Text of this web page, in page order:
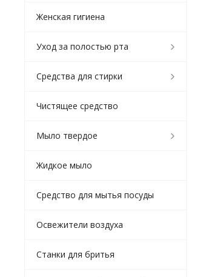
Женская гигиена
Уход за полостью рта
Средства для стирки
Чистящее средство
Мыло твердое
Жидкое мыло
Средство для мытья посуды
Освежители воздуха
Станки для бритья